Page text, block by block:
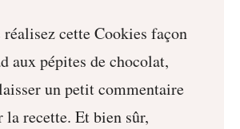
cette Cookies façon
aux pépites de chocolat,
un petit commentaire
la recette. Et bien sûr,